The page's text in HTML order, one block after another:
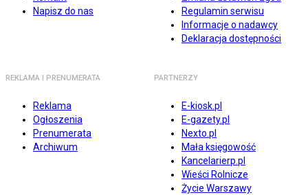
Napisz do nas
Regulamin serwisu
Informacje o nadawcy
Deklaracja dostępności
REKLAMA I PRENUMERATA
Reklama
Ogłoszenia
Prenumerata
Archiwum
PARTNERZY
E-kiosk.pl
E-gazety.pl
Nexto.pl
Mała księgowość
Kancelarierp.pl
Wieści Rolnicze
Życie Warszawy